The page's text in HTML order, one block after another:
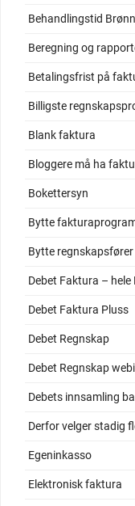
Behandlingstid
Beregning og
Betalingsfrist på
Billigste
Blank faktura
Bloggere må ha
Bokettersyn
Bytte
Bytte regnskapsfører
Debet Faktura –
Debet Faktura Pluss
Debet Regnskap
Debet Regnskap
Debets innsamling
Derfor velger stadig
Egeninkasso
Elektronisk faktura